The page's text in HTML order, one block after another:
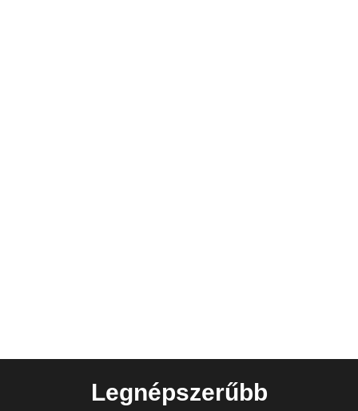
Legnépszerűbb